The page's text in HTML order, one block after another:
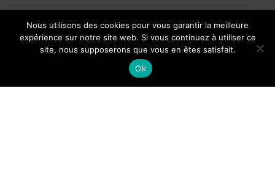
Nous utilisons des cookies pour vous garantir la meilleure
expérience sur notre site web. Si vous continuez à utiliser ce
site, nous supposerons que vous en êtes satisfait.
Ok